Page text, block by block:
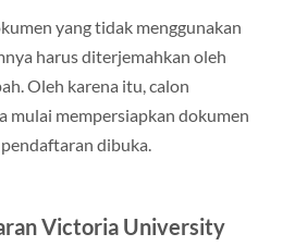
yang tidak menggunakan
harus diterjemahkan oleh
Oleh karena itu, calon
mulai mempersiapkan dokumen
dibuka.
Victoria University